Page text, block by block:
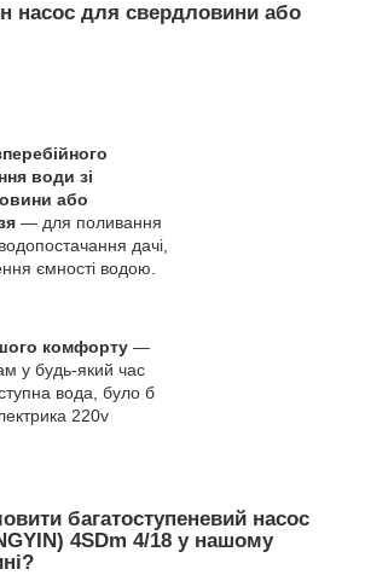
насос для свердловини або
води зі
або
— для поливання
дачі,
ємності водою.
комфорту —
у будь-який час
вода, було б
220v
багатоступеневий насос
4SDm 4/18 у нашому